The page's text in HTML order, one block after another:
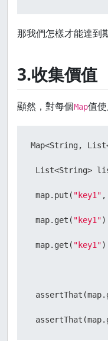
那我們怎樣才能達到
3.收集價值
顯然，對每個Map值
Map<String,
List<String>
map.put( "key1"
map.get( "key1"
map.get( "key1"